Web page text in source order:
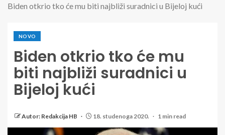
Biden otkrio tko će mu biti najbliži suradnici u Bijeloj kući
NOVO
Biden otkrio tko će mu
biti najbliži suradnici u
Bijeloj kući
Autor: Redakcija HB 18. studenoga 2020. 1 min read